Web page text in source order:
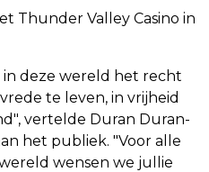
Thunder Valley Casino in
deze wereld het recht
te leven, in vrijheid
vertelde Duran Duran-
het publiek. "Voor alle
wensen we jullie